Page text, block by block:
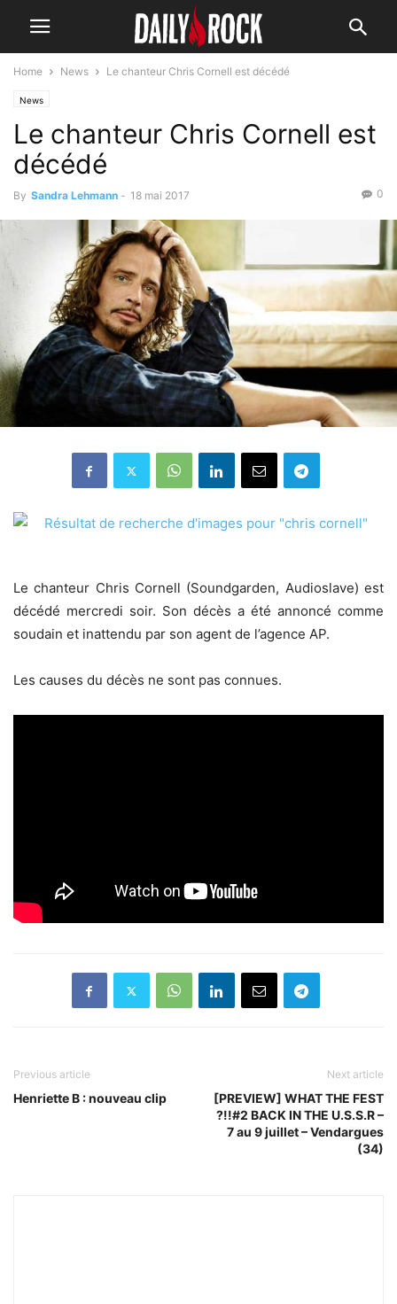
Home News Le chanteur Chris Cornell est décédé
News
Le chanteur Chris Cornell est
décédé
By Sandra Lehmann - 18 mai 2017 0
Le chanteur Chris Cornell (Soundgarden, Audioslave) est
décédé mercredi soir. Son décès a été annoncé comme
soudain et inattendu par son agent de l’agence AP.
Les causes du décès ne sont pas connues.
Previous article
Henriette B : nouveau clip
Next article
[PREVIEW] WHAT THE FEST
?!!#2 BACK IN THE U.S.S.R –
7 au 9 juillet – Vendargues
(34)